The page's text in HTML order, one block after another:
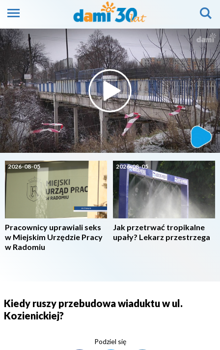
2026-08-05
Pracownicy uprawiali seks
w Miejskim Urzędzie Pracy
w Radomiu
2026-08-05
Jak przetrwać tropikalne
upały? Lekarz przestrzega
Kiedy ruszy przebudowa wiaduktu w ul.
Kozienickiej?
Podziel się